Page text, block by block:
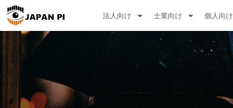
法人向け 士業向け 個人向け